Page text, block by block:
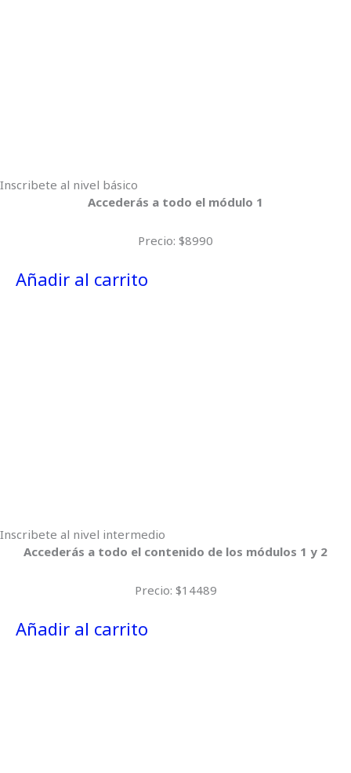
Inscribete al nivel básico
Accederás a todo el módulo 1
Precio: $8990
Añadir al carrito
Inscribete al nivel intermedio
Accederás a todo el contenido de los módulos 1 y 2
Precio: $14489
Añadir al carrito